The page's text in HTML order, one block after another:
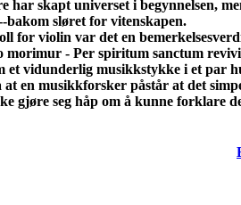
skapt universet i begynnelsen,
bakom sløret for vitenskapen.
for violin var det en
- Per spiritum sanctum
vidunderlig musikkstykke i et par
en musikkforsker påstår at det
gjøre seg håp om å kunne forklare